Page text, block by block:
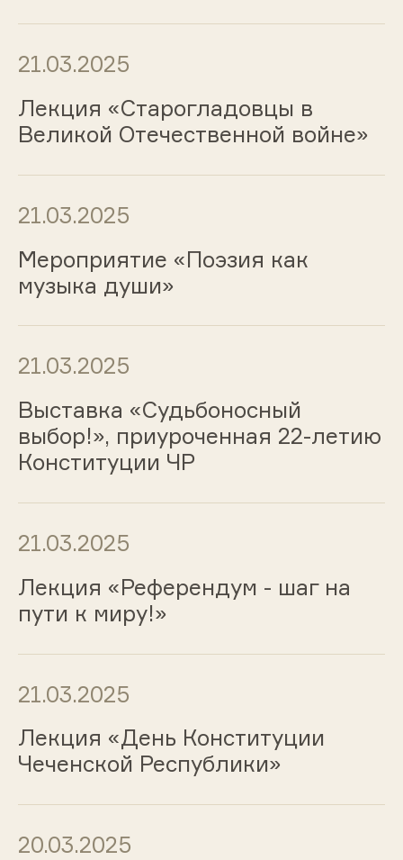
21.03.2025
Лекция «Старогладовцы в
Великой Отечественной войне»
21.03.2025
Мероприятие «Поэзия как
музыка души»
21.03.2025
Выставка «Судьбоносный
выбор!», приуроченная 22-летию
Конституции ЧР
21.03.2025
Лекция «Референдум - шаг на
пути к миру!»
21.03.2025
Лекция «День Конституции
Чеченской Республики»
20.03.2025